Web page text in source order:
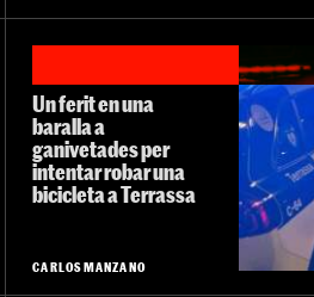
Un ferit en una
baralla a
ganivetades per
intentar robar una
bicicleta a Terrassa
CARLOS MANZANO